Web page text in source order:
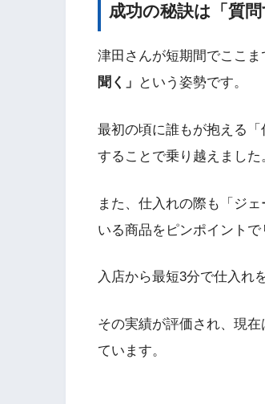
成功の秘訣は「質
津田さんが短期間でここま
聞く」
という姿勢です。
最初の頃に誰もが抱える
することで乗り越えました
また、仕入れの際も「ジ
いる商品をピンポイントで
入店から最短3分で仕入れ
その実績が評価され、現
ています。